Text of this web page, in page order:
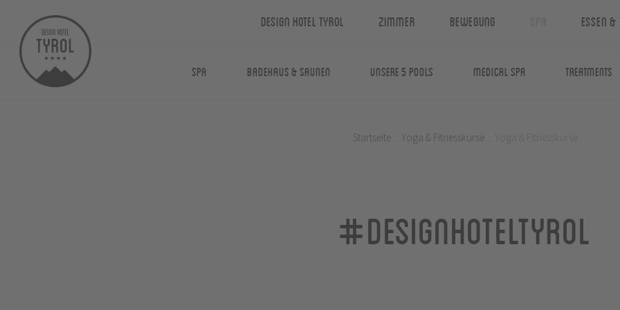
Design Hotel Tyrol Zimmer Bewegung Essen
Spa Badehaus & Saunen Unsere 5 Pools Medical Spa Treatments
Startseite Yoga & Fitnesskurse
#designhoteltyrol